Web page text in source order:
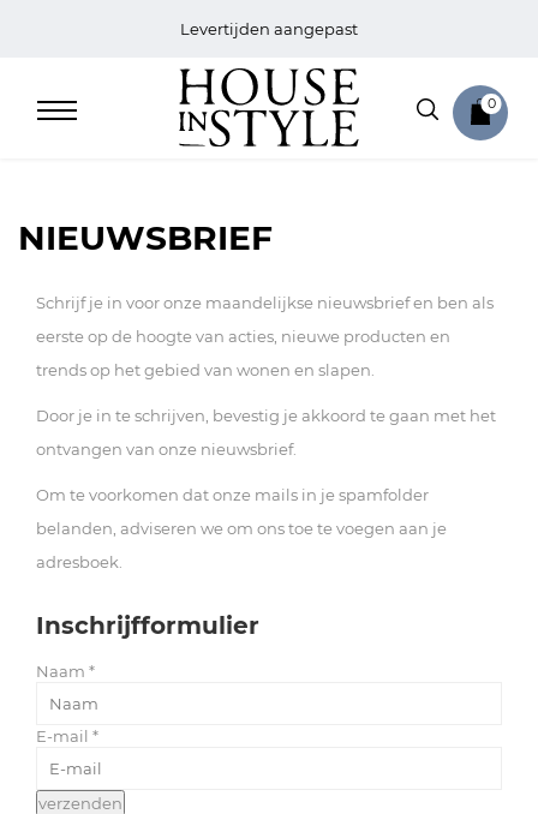
Levertijden aangepast
0
Bed
Bath
Sale
Mijn
Account
NIEUWSBRIEF
Schrijf je in voor onze maandelijkse nieuwsbrief en ben als
eerste op de hoogte van acties, nieuwe producten en
trends op het gebied van wonen en slapen.
Door je in te schrijven, bevestig je akkoord te gaan met het
ontvangen van onze nieuwsbrief.
Om te voorkomen dat onze mails in je spamfolder
belanden, adviseren we om ons toe te voegen aan je
adresboek.
Inschrijfformulier
Naam *
E-mail *
verzenden